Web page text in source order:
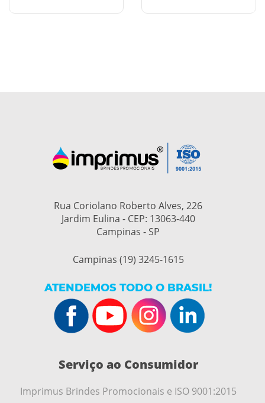
Rua Coriolano Roberto Alves, 226
Jardim Eulina - CEP: 13063-440
Campinas - SP
Campinas (19) 3245-1615
ATENDEMOS TODO O BRASIL!
Serviço ao Consumidor
Imprimus Brindes Promocionais e ISO 9001:2015